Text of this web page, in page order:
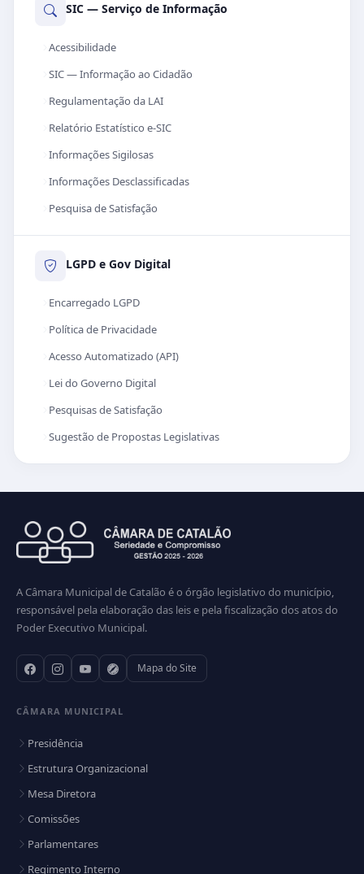
SIC — Serviço de Informação
Acessibilidade
SIC — Informação ao Cidadão
Regulamentação da LAI
Relatório Estatístico e-SIC
Informações Sigilosas
Informações Desclassificadas
Pesquisa de Satisfação
LGPD e Gov Digital
Encarregado LGPD
Política de Privacidade
Acesso Automatizado (API)
Lei do Governo Digital
Pesquisas de Satisfação
Sugestão de Propostas Legislativas
A Câmara Municipal de Catalão é o órgão legislativo do município,
responsável pela elaboração das leis e pela fiscalização dos atos do
Poder Executivo Municipal.
Mapa do Site
CÂMARA MUNICIPAL
Presidência
Estrutura Organizacional
Mesa Diretora
Comissões
Parlamentares
Regimento Interno